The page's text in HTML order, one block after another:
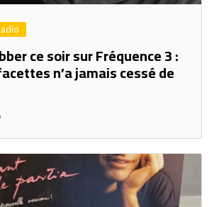
ce soir sur Fréquence 3 :
n’a jamais cessé de